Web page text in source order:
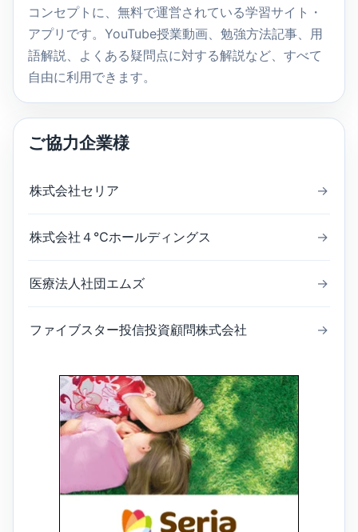
コンセプトに、無料で運営されている学習サイト・
アプリです。YouTube授業動画、勉強方法記事、用
語解説、よくある疑問点に対する解説など、すべて
自由に利用できます。
ご協力企業様
株式会社セリア →
株式会社４℃ホールディングス →
医療法人社団エムズ →
ファイブスター投信投資顧問株式会社 →